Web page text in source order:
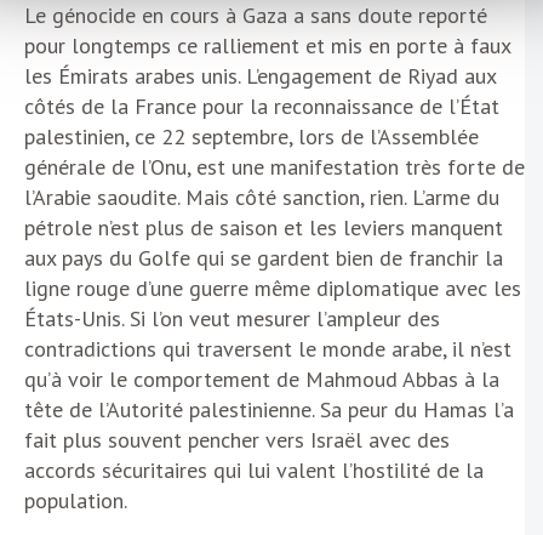
Le génocide en cours à Gaza a sans doute reporté
pour longtemps ce ralliement et mis en porte à faux
les Émirats arabes unis. L’engagement de Riyad aux
côtés de la France pour la reconnaissance de l’État
palestinien, ce 22 septembre, lors de l’Assemblée
générale de l’Onu, est une manifestation très forte de
l’Arabie saoudite. Mais côté sanction, rien. L’arme du
pétrole n’est plus de saison et les leviers manquent
aux pays du Golfe qui se gardent bien de franchir la
ligne rouge d’une guerre même diplomatique avec les
États-Unis. Si l’on veut mesurer l’ampleur des
contradictions qui traversent le monde arabe, il n’est
qu’à voir le comportement de Mahmoud Abbas à la
tête de l’Autorité palestinienne. Sa peur du Hamas l’a
fait plus souvent pencher vers Israël avec des
accords sécuritaires qui lui valent l’hostilité de la
population.